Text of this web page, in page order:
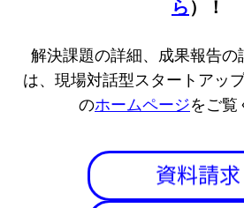
ら ）！
解決課題の詳細、成果報告の
は、現場対話型スタートアッ
のホームページをご覧